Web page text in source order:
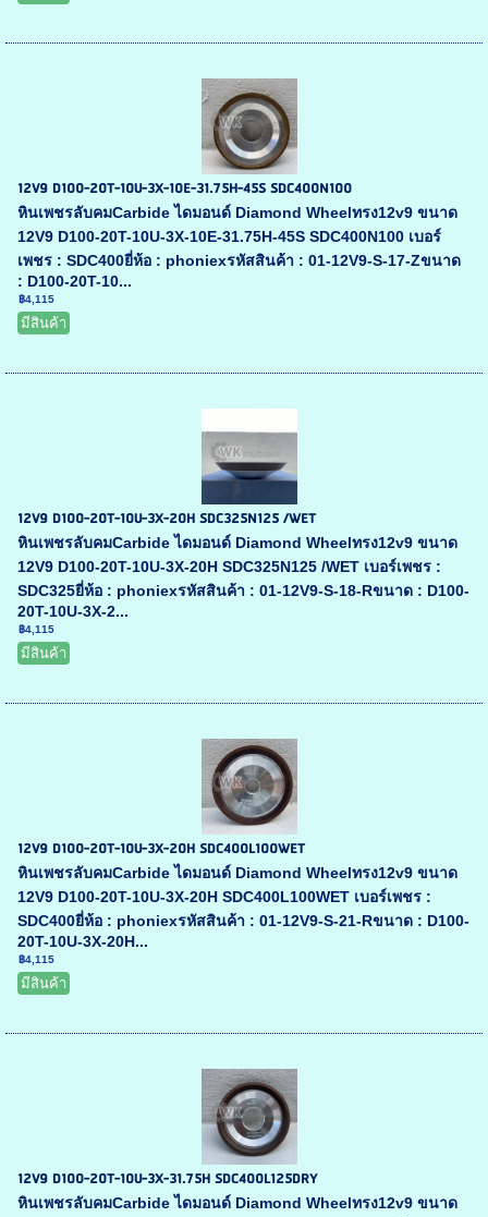
12V9 D100-20T-10U-3X-10E-31.75H-45S SDC400N100
หินเพชรลับคมCarbide ไดมอนด์ Diamond Wheelทรง12v9 ขนาด
12V9 D100-20T-10U-3X-10E-31.75H-45S SDC400N100 เบอร์
เพชร : SDC400ยี่ห้อ : phoniexรหัสสินค้า : 01-12V9-S-17-Zขนาด
: D100-20T-10...
฿4,115
มีสินค้า
12V9 D100-20T-10U-3X-20H SDC325N125 /WET
หินเพชรลับคมCarbide ไดมอนด์ Diamond Wheelทรง12v9 ขนาด
12V9 D100-20T-10U-3X-20H SDC325N125 /WET เบอร์เพชร :
SDC325ยี่ห้อ : phoniexรหัสสินค้า : 01-12V9-S-18-Rขนาด : D100-
20T-10U-3X-2...
฿4,115
มีสินค้า
12V9 D100-20T-10U-3X-20H SDC400L100WET
หินเพชรลับคมCarbide ไดมอนด์ Diamond Wheelทรง12v9 ขนาด
12V9 D100-20T-10U-3X-20H SDC400L100WET เบอร์เพชร :
SDC400ยี่ห้อ : phoniexรหัสสินค้า : 01-12V9-S-21-Rขนาด : D100-
20T-10U-3X-20H...
฿4,115
มีสินค้า
12V9 D100-20T-10U-3X-31.75H SDC400L125DRY
หินเพชรลับคมCarbide ไดมอนด์ Diamond Wheelทรง12v9 ขนาด